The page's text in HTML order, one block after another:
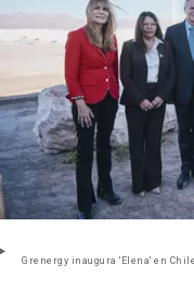
Grenergy inaugura 'Elena' en